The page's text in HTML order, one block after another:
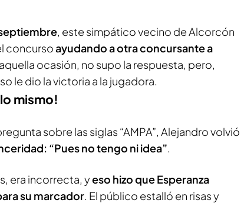
, este simpático vecino de Alcorcón
concursoayudando a otra concursante a
ocasión, no supo la respuesta, pero,
le dio la victoria a la jugadora.
mismo!
sobre las siglas “AMPA”, Alejandro volvió
“Pues no tengo ni idea”.
era incorrecta, yeso hizo que Esperanza
su marcador. El público estalló en risas y